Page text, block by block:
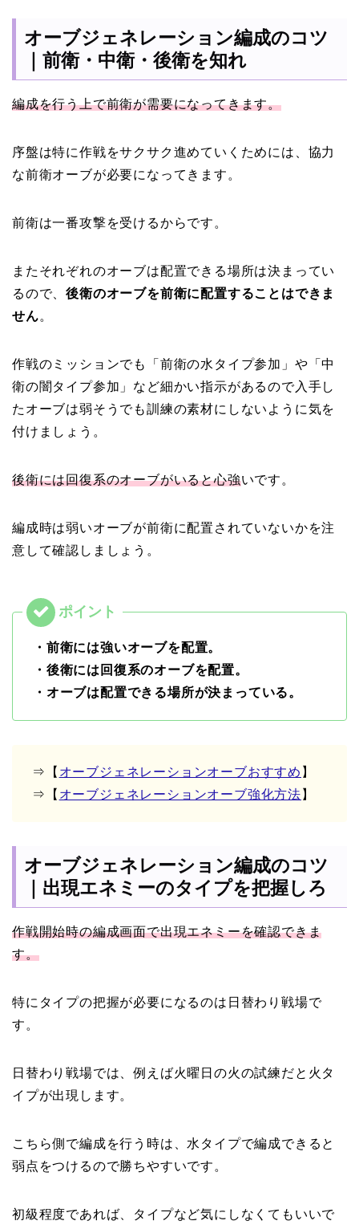
オーブジェネレーション編成のコツ
｜前衛・中衛・後衛を知れ
編成を行う上で前衛が需要になってきます。
序盤は特に作戦をサクサク進めていくためには、協力
な前衛オーブが必要になってきます。
前衛は一番攻撃を受けるからです。
またそれぞれのオーブは配置できる場所は決まってい
るので、後衛のオーブを前衛に配置することはできま
せん。
作戦のミッションでも「前衛の水タイプ参加」や「中
衛の闇タイプ参加」など細かい指示があるので入手し
たオーブは弱そうでも訓練の素材にしないように気を
付けましょう。
後衛には回復系のオーブがいると心強いです。
編成時は弱いオーブが前衛に配置されていないかを注
意して確認しましょう。
・前衛には強いオーブを配置。
・後衛には回復系のオーブを配置。
・オーブは配置できる場所が決まっている。
⇒【 オーブジェネレーションオーブおすすめ 】
⇒【 オーブジェネレーションオーブ強化方法 】
オーブジェネレーション編成のコツ
｜出現エネミーのタイプを把握しろ
作戦開始時の編成画面で出現エネミーを確認できま
す。
特にタイプの把握が必要になるのは日替わり戦場で
す。
日替わり戦場では、例えば火曜日の火の試練だと火タ
イプが出現します。
こちら側で編成を行う時は、水タイプで編成できると
弱点をつけるので勝ちやすいです。
初級程度であれば、タイプなど気にしなくてもいいで